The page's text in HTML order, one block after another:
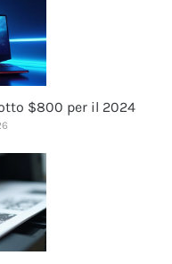
$800 per il 2024